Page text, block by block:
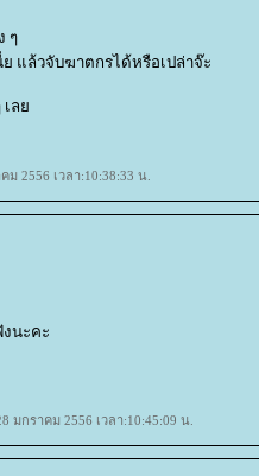
ๆ
แล้วจับฆาตกรได้หรือเปล่าจ๊ะ
เล
ม 2556 เวลา:10:38:33 น.
งนะคะ
มกราคม 2556 เวลา:10:45:09 น.